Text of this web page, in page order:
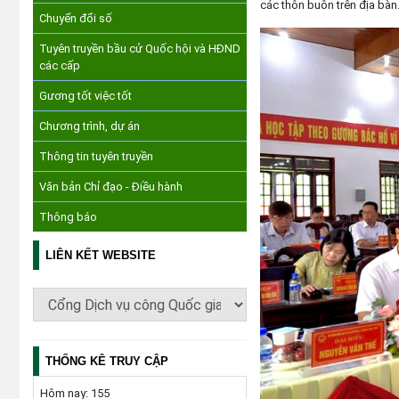
Chuyển đổi số
Tuyên truyền bầu cử Quốc hội và HĐND
các cấp
Gương tốt việc tốt
Chương trình, dự án
Thông tin tuyên truyền
Văn bản Chỉ đạo - Điều hành
Thông báo
LIÊN KẾT WEBSITE
THỐNG KÊ TRUY CẬP
Hôm nay: 155
các thôn buôn trên địa bàn.